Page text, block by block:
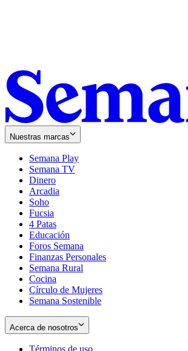
Nuestras marcas
Semana Play
Semana TV
Dinero
Arcadia
Soho
in
new
window
Fucsia
in
new
window
4 Patas
Educación
Foros Semana
Finanzas Personales
Semana Rural
Cocina
Círculo de Mujeres
Semana Sostenible
Acerca de nosotros
Términos de uso